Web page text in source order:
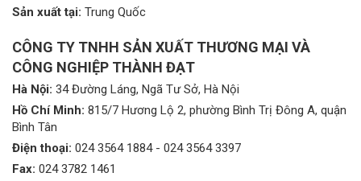
Sản xuất tại: Trung Quốc
CÔNG TY TNHH SẢN XUẤT THƯƠNG MẠI VÀ
CÔNG NGHIỆP THÀNH ĐẠT
Hà Nội: 34 Đường Láng, Ngã Tư Sở, Hà Nội
Hồ Chí Minh: 815/7 Hương Lộ 2, phường Bình Trị Đông A, quận
Bình Tân
Điện thoại: 024 3564 1884- 024 3564 3397
Fax: 024 3782 1461